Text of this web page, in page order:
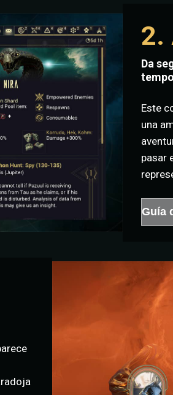
2.
Da
Este
una
pasar
Guía